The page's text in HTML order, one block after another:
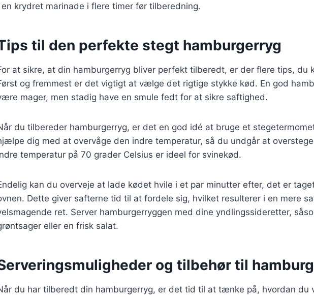
en krydret marinade i flere timer før tilberedning.
til den perfekte stegt hamburgerryg
at sikre, at din hamburgerryg bliver perfekt tilberedt, er der flere tips, du
og fremmest er det vigtigt at vælge det rigtige stykke kød. En god
mager, men stadig have en smule fedt for at sikre saftighed.
du tilbereder hamburgerryg, er det en god idé at bruge et
dig med at overvåge den indre temperatur, så du undgår at
temperatur på 70 grader Celsius er ideel for svinekød.
kan du overveje at lade kødet hvile i et par minutter efter, det er
Dette giver safterne tid til at fordele sig, hvilket resulterer i en mere
ret. Server hamburgerryggen med dine yndlingssideretter,
eller en frisk salat.
og tilbehør til
du har tilberedt din hamburgerryg, er det tid til at tænke på, hvordan du